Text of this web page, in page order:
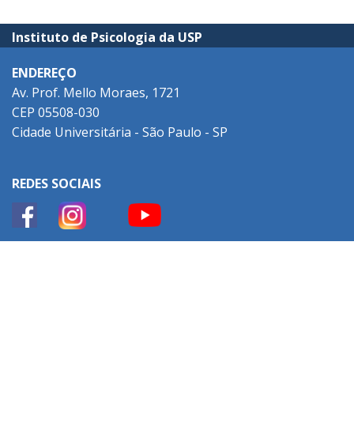
Instituto de Psicologia da USP
ENDEREÇO
Av. Prof. Mello Moraes, 1721
CEP 05508-030
Cidade Universitária - São Paulo - SP
REDES SOCIAIS